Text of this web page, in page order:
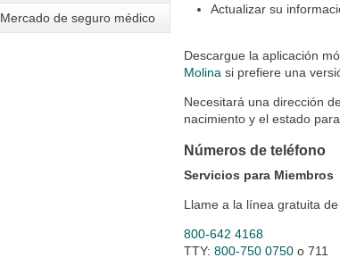
Mercado de seguro médico
Actualizar su
Descargue la aplicación
Molina si prefiere una
Necesitará una dirección
nacimiento y el estado
Números de teléfono
Servicios para Miembros
Llame a la línea gratuita
800-642 4168
TTY:800-750 0750 o 711